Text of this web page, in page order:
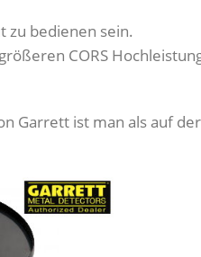
zu bedienen sein.
CORS
Garrett ist man als auf